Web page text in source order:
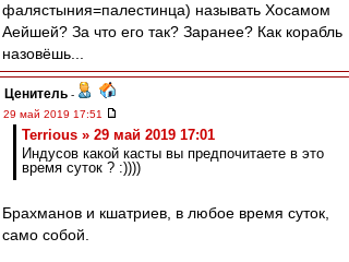
фалястыния=палестинца) называть Хосамом
Аейшей? За что его так? Заранее? Как корабль
назовёшь...
Ценитель -
29 май 2019 17:51
Terrious » 29 май 2019 17:01
Индусов какой касты вы предпочитаете в это
время суток ? :))))
Брахманов и кшатриев, в любое время суток,
само собой.